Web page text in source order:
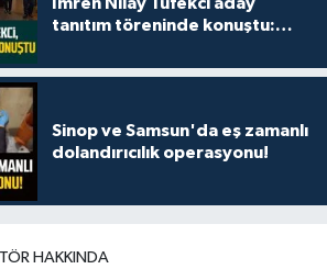
İmren Nilay Tüfekci aday
tanıtım töreninde konuştu:
Sinop ve Samsun'da eş zamanlı
dolandırıcılık operasyonu!
HAKKINDA